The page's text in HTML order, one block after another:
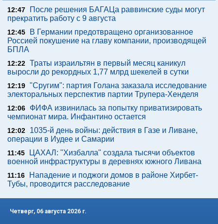
12:47
После решения БАГАЦа раввинские суды могут
прекратить работу с 9 августа
12:45
В Германии предотвращено организованное
Россией покушение на главу компании, производящей
БПЛА
12:22 Траты израильтян в первый месяц каникул
выросли до рекордных 1,77 млрд шекелей в сутки
12:19 "Сругим": партия Голана заказала исследование
электоральных перспектив партии Трупера-Хенделя
12:06
ФИФА извинилась за попытку приватизировать
чемпионат мира. Инфантино остается
12:02
1035-й день войны: действия в Газе и Ливане,
операции в Иудее и Самарии
11:45
ЦАХАЛ: "Хизбалла" создала тысячи объектов
военной инфраструктуры в деревнях южного Ливана
11:16
Нападение и поджоги домов в районе Хирбет-
Тубы, проводится расследование
Четверг, 06 августа 2026 г.